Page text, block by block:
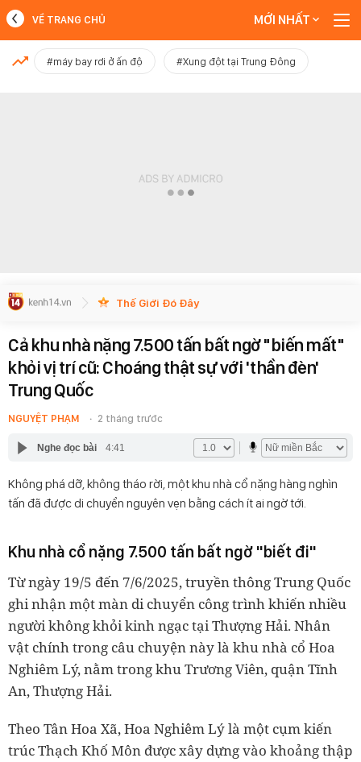
MỚI NHẤT
VỀ TRANG CHỦ MỚI NHẤT
#máy bay rơi ở ấn độ #Xung đột tại Trung Đông
Thế Giới Đó Đây
Cả khu nhà nặng 7.500 tấn bất ngờ "biến mất"
khỏi vị trí cũ: Choáng thật sự với 'thần đèn'
Trung Quốc
NGUYỆT PHẠM 2 tháng trước
Nghe đọc bài 4:41
Không phá dỡ, không tháo rời, một khu nhà cổ nặng hàng nghìn
tấn đã được di chuyển nguyên vẹn bằng cách ít ai ngờ tới.
Khu nhà cổ nặng 7.500 tấn bất ngờ "biết đi"
Từ ngày 19/5 đến 7/6/2025, truyền thông Trung Quốc
ghi nhận một màn di chuyển công trình khiến nhiều
người không khỏi kinh ngạc tại Thượng Hải. Nhân
vật chính trong câu chuyện này là khu nhà cổ Hoa
Nghiêm Lý, nằm trong khu Trương Viên, quận Tĩnh
An, Thượng Hải.
Theo Tân Hoa Xã, Hoa Nghiêm Lý là một cụm kiến
trúc Thạch Khố Môn được xây dựng vào khoảng thập